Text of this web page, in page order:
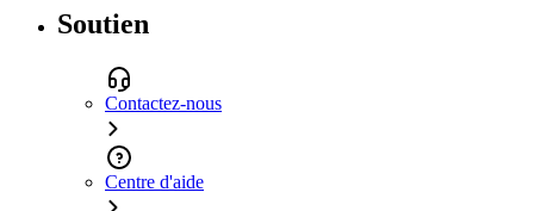
Soutien
Contactez-nous
Centre d'aide